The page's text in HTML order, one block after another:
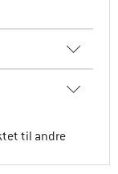
til andre